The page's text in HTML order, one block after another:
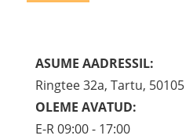
ASUME AADRESSIL:
Ringtee 32a, Tartu, 50105
OLEME AVATUD:
E-R 09:00 - 17:00